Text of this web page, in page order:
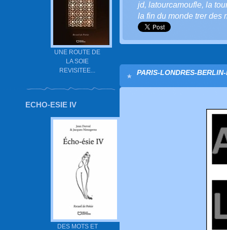
UNE ROUTE DE
LA SOIE
REVISITEE...
ECHO-ESIE IV
DES MOTS ET
jd, latourcamoufle, la
la fin du monde trer des
PARIS-LONDRES-